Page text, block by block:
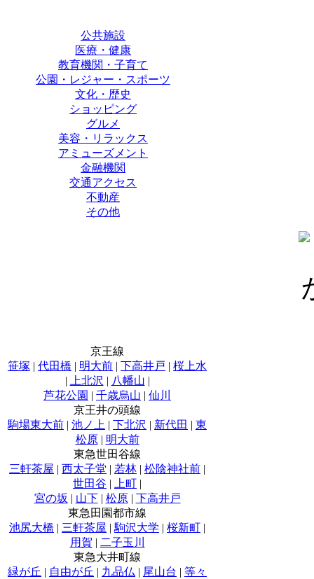
公共施設
医療・健康
教育機関・子育て
公園・レジャー・スポーツ
文化・歴史
ショッピング
グルメ
美容・リラックス
アミューズメント
金融機関
交通アクセス
不動産
その他
京王線
笹塚 | 代田橋 | 明大前 | 下高井戸 | 桜上水
|
上北沢 | 八幡山 |
芦花公園 | 千歳烏山 | 仙川
京王井の頭線
駒場東大前 | 池ノ上 | 下北沢 | 新代田 | 東
松原| 明大前
東急世田谷線
三軒茶屋 | 西太子堂 | 若林 | 松陰神社前 |
世田谷 | 上町 |
宮の坂 | 山下| 松原| 下高井戸
東急田園都市線
池尻大橋 | 三軒茶屋 | 駒沢大学 | 桜新町 |
用賀 | 二子玉川
東急大井町線
緑が丘 | 自由が丘 | 九品仏 | 尾山台 | 等々